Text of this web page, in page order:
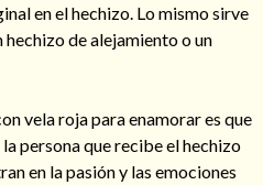
en el hechizo. Lo mismo sirve
hechizo de alejamiento o un
vela roja para enamorar es que
persona que recibe el hechizo
en la pasión y las emociones